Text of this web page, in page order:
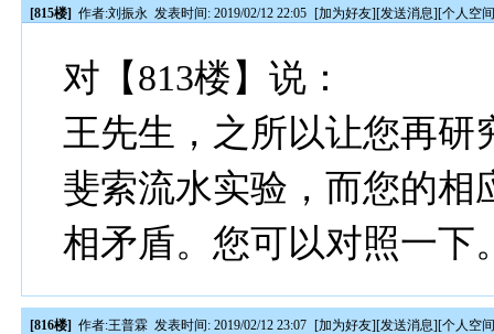
[815楼] 作者:刘振永 发表时间: 2019/02/12 22:05 [加为好友][发送消息][个人空
对【813楼】说：
王先生，之所以让您再研
斐索流水实验，而您的相
相矛盾。您可以对照一下
[816楼] 作者:王普霖 发表时间: 2019/02/12 23:07 [加为好友][发送消息][个人空